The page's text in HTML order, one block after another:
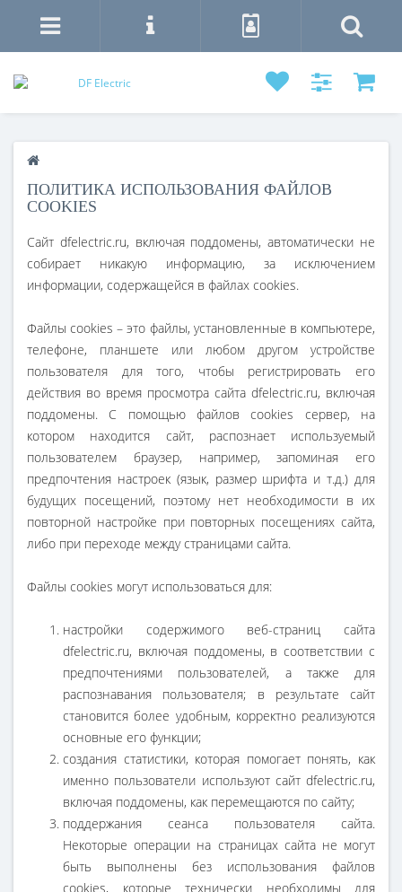
ПОЛИТИКА ИСПОЛЬЗОВАНИЯ ФАЙЛОВ
COOKIES
Сайт dfelectric.ru, включая поддомены, автоматически не
собирает никакую информацию, за исключением
информации, содержащейся в файлах cookies.
Файлы cookies – это файлы, установленные в компьютере,
телефоне, планшете или любом другом устройстве
пользователя для того, чтобы регистрировать его
действия во время просмотра сайта dfelectric.ru, включая
поддомены. С помощью файлов cookies сервер, на
котором находится сайт, распознает используемый
пользователем браузер, например, запоминая его
предпочтения настроек (язык, размер шрифта и т.д.) для
будущих посещений, поэтому нет необходимости в их
повторной настройке при повторных посещениях сайта,
либо при переходе между страницами сайта.
Файлы cookies могут использоваться для:
настройки содержимого веб-страниц сайта
dfelectric.ru, включая поддомены, в соответствии с
предпочтениями пользователей, а также для
распознавания пользователя; в результате сайт
становится более удобным, корректно реализуются
основные его функции;
создания статистики, которая помогает понять, как
именно пользователи используют сайт dfelectric.ru,
включая поддомены, как перемещаются по сайту;
поддержания сеанса пользователя сайта.
Некоторые операции на страницах сайта не могут
быть выполнены без использования файлов
cookies, которые технически необходимы для